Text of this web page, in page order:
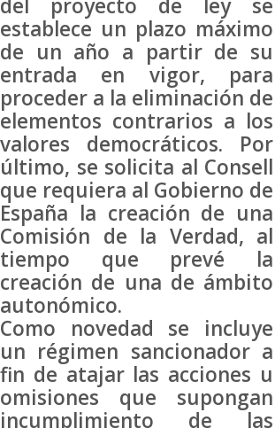
del proyecto de ley se
establece un plazo máximo
de un año a partir de su
entrada en vigor, para
proceder a la eliminación de
elementos contrarios a los
valores democráticos. Por
último, se solicita al Consell
que requiera al Gobierno de
España la creación de una
Comisión de la Verdad, al
tiempo que prevé la
creación de una de ámbito
autonómico.
Como novedad se incluye
un régimen sancionador a
fin de atajar las acciones u
omisiones que supongan
incumplimiento de las